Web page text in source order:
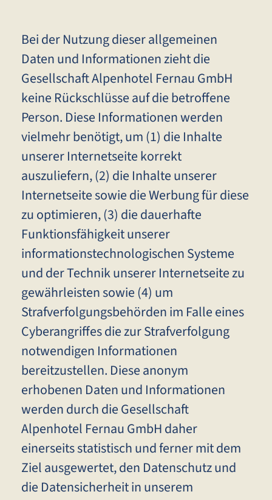
Bei der Nutzung dieser allgemeinen
Daten und Informationen zieht die
Gesellschaft Alpenhotel Fernau GmbH
keine Rückschlüsse auf die betroffene
Person. Diese Informationen werden
vielmehr benötigt, um (1) die Inhalte
unserer Internetseite korrekt
auszuliefern, (2) die Inhalte unserer
Internetseite sowie die Werbung für diese
zu optimieren, (3) die dauerhafte
Funktionsfähigkeit unserer
informationstechnologischen Systeme
und der Technik unserer Internetseite zu
gewährleisten sowie (4) um
Strafverfolgungsbehörden im Falle eines
Cyberangriffes die zur Strafverfolgung
notwendigen Informationen
bereitzustellen. Diese anonym
erhobenen Daten und Informationen
werden durch die Gesellschaft
Alpenhotel Fernau GmbH daher
einerseits statistisch und ferner mit dem
Ziel ausgewertet, den Datenschutz und
die Datensicherheit in unserem